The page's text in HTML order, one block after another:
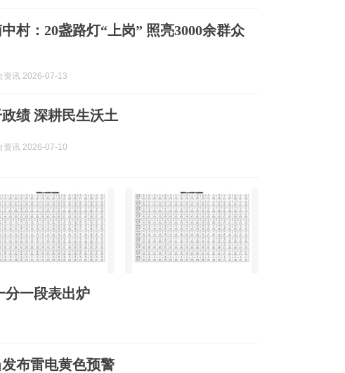
村：20盏路灯“上岗” 照亮3000余群众
资讯 2026-07-13
绩 深耕民生沃土
资讯 2026-07-10
分一段表出炉
布雷电黄色预警